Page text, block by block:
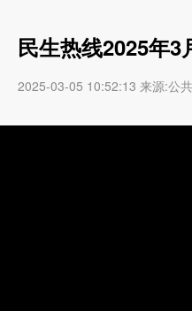
民生热线2025年3
2025-03-05 10:52:13 来源:公